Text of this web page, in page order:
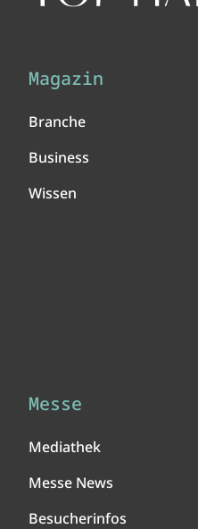
Magazin
Branche
Business
Wissen
Messe
Mediathek
Messe News
Besucherinfos